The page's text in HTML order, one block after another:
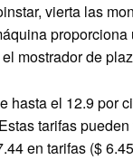
vierta las
mostrador de
hasta el 12.9 por
tarifas
en tarifas ($